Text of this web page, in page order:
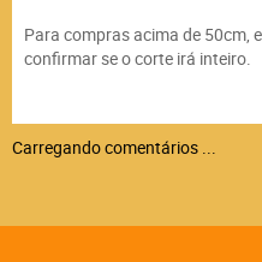
Para compras acima de 50cm,
confirmar se o corte irá inteiro.
Carregando comentários ...